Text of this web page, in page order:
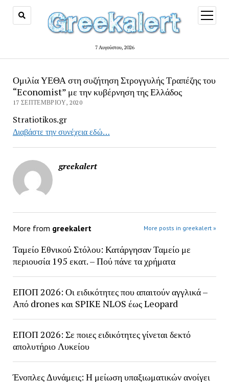
7 Αυγούστου, 2026
open
menu
Ομιλία ΥΕΘΑ στη συζήτηση Στρογγυλής Τραπέζης του
“Economist” με την κυβέρνηση της Ελλάδος
17 ΣΕΠΤΕΜΒΡΊΟΥ, 2020
Stratiotikos.gr
Διαβάστε την συνέχεια εδώ…
greekalert
More from greekalert More posts in greekalert »
Ταμείο Εθνικού Στόλου: Κατάργησαν Ταμείο με
περιουσία 195 εκατ. – Πού πάνε τα χρήματα
ΕΠΟΠ 2026: Οι ειδικότητες που απαιτούν αγγλικά –
Από drones και SPIKE NLOS έως Leopard
ΕΠΟΠ 2026: Σε ποιες ειδικότητες γίνεται δεκτό
απολυτήριο Λυκείου
Ένοπλες Δυνάμεις: Η μείωση υπαξιωματικών ανοίγει